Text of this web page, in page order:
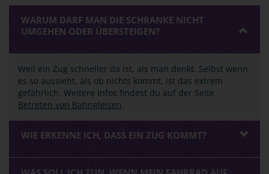
WARUM DARF MAN DIE SCHRANKE NICHT
UMGEHEN ODER ÜBERSTEIGEN?
Weil ein Zug schneller da ist, als man denkt. Selbst wenn
es so aussieht, als ob nichts kommt, ist das extrem
gefährlich. Weitere Infos findest du auf der Seite
Betreten von Bahngleisen.
WIE ERKENNE ICH, DASS EIN ZUG KOMMT?